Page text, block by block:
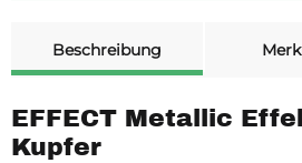
Beschreibung
EFFECT Metallic
Kupfer